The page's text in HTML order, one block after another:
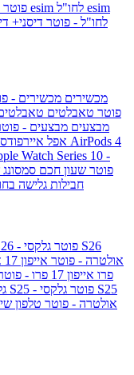
esim
לחו"ל - פוטר דיסני+
מכשירים מכשירים -
פוטר טאבלטים
מבצעים מבצעים -
אפל איירפודס AirPods 4
פוטר שעון חכם סמסונג
חבילות גלישה
גלקסי S26 - פוטר גלקסי S26
גלקסי S26 אולטרה - פוטר אייפון 17
פרו אייפון 17 פרו - פוטר
גלקסי S25 - פוטר גלקסי S25
גלקסי S25 אולטרה - פוטר טלפון